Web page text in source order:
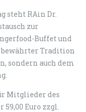
steht RAin Dr.
zur
Buffet und
bewährter Tradition
sondern auch dem
Mitglieder des
Euro zzgl.